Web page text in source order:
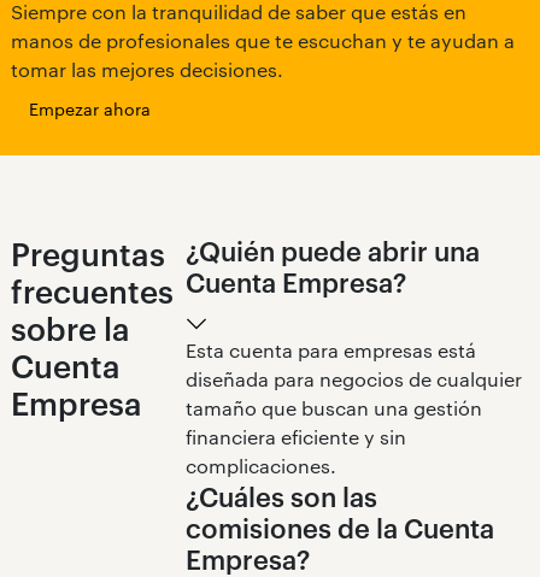
Siempre con la tranquilidad de saber que estás en
manos de profesionales que te escuchan y te ayudan a
tomar las mejores decisiones.
Empezar ahora
Preguntas
frecuentes
sobre la
Cuenta
Empresa
¿Quién puede abrir una
Cuenta Empresa?
Esta cuenta para empresas está
diseñada para negocios de cualquier
tamaño que buscan una gestión
financiera eficiente y sin
complicaciones.
¿Cuáles son las
comisiones de la Cuenta
Empresa?